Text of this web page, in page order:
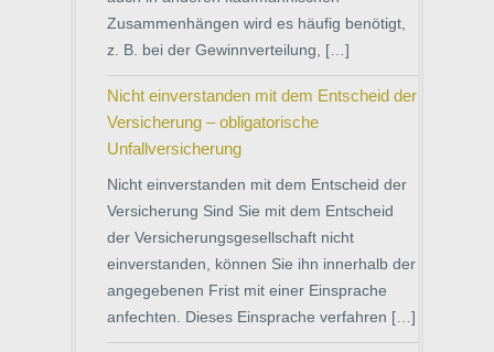
Zusammenhängen wird es häufig benötigt,
z. B. bei der Gewinnverteilung, […]
Nicht einverstanden mit dem Entscheid der
Versicherung – obligatorische
Unfallversicherung
Nicht einverstanden mit dem Entscheid der
Versicherung Sind Sie mit dem Entscheid
der Versicherungsgesellschaft nicht
einverstanden, können Sie ihn innerhalb der
angegebenen Frist mit einer Einsprache
anfechten. Dieses Einsprache verfahren […]